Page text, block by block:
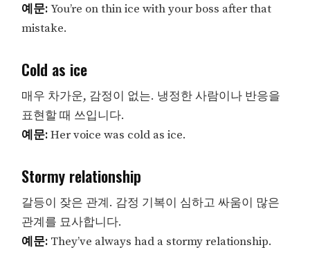
예문:You’re on thin ice with your boss after that
mistake.
Cold as ice
매우 차가운, 감정이 없는. 냉정한 사람이나 반응을
표현할 때 쓰입니다.
예문:Her voice was cold as ice.
Stormy relationship
갈등이 잦은 관계. 감정 기복이 심하고 싸움이 많은
관계를 묘사합니다.
예문: They’ve always had a stormy relationship.